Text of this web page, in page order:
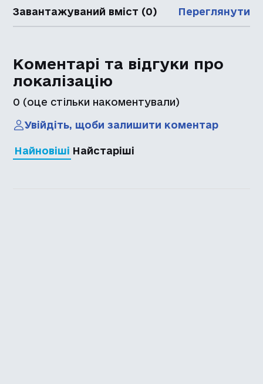
Завантажуваний вміст (0) Переглянути
Коментарі та відгуки про
локалізацію
0 (оце стільки накоментували)
Увійдіть, щоби залишити коментар
Найновіші Найстаріші